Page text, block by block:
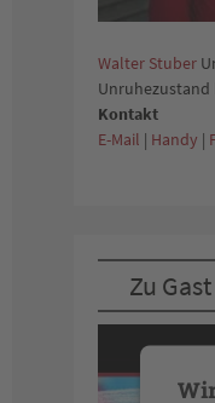
Walter Stuber
Unruhezustand
Kontakt
E-Mail | Handy |
Zu